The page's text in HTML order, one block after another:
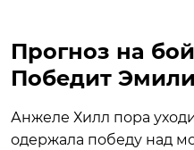
Прогноз на
Победит
Анжеле Хилл пора
одержала победу над